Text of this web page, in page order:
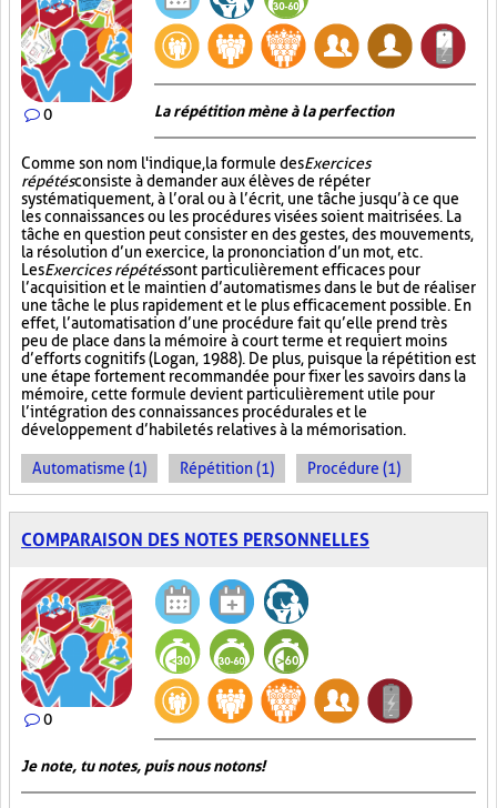
0 La répétition mène à la perfection
Comme son nom l'indique, la formule desExercices
répétésconsiste à demander aux élèves de répéter
systématiquement, à l’oral ou à l’écrit, une tâche jusqu’à ce que
les connaissances ou les procédures visées soient maitrisées. La
tâche en question peut consister en des gestes, des mouvements,
la résolution d’un exercice, la prononciation d’un mot, etc.
LesExercices répétéssont particulièrement efficaces pour
l’acquisition et le maintien d’automatismes dans le but de réaliser
une tâche le plus rapidement et le plus efficacement possible. En
effet, l’automatisation d’une procédure fait qu’elle prend très
peu de place dans la mémoire à court terme et requiert moins
d’efforts cognitifs (Logan, 1988). De plus, puisque la répétition est
une étape fortement recommandée pour fixer les savoirs dans la
mémoire, cette formule devient particulièrement utile pour
l’intégration des connaissances procédurales et le
développement d’habiletés relatives à la mémorisation.
Automatisme (1) Répétition (1) Procédure (1)
COMPARAISON DES NOTES PERSONNELLES
0
Je note, tu notes, puis nous notons!